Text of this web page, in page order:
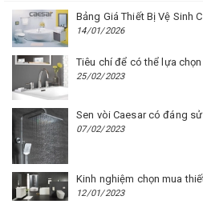
14/01/2026
25/02/2023
Sen vòi Caesar có đáng
07/02/2023
12/01/2023